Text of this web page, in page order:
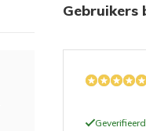
Gebruikers